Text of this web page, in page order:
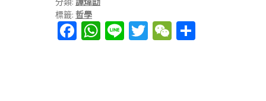
生
活
之
標籤: 哲學
Fa W Li T
W